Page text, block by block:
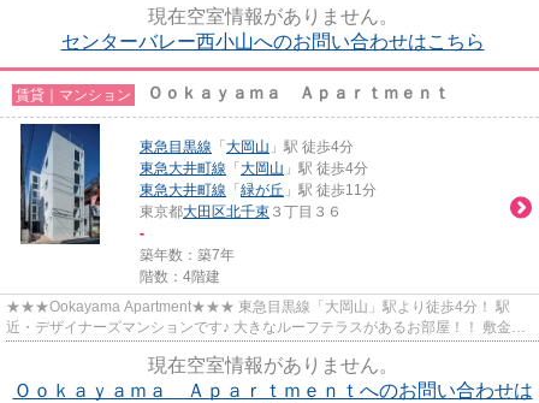
現在空室情報がありません。
センターバレー西小山へのお問い合わせはこちら
賃貸｜マンション Ｏｏｋａｙａｍａ Ａｐａｒｔｍｅｎｔ
東急目黒線 「 大岡山 」駅 徒歩4分
東急大井町線 「 大岡山 」駅 徒歩4分
東急大井町線 「 緑が丘 」駅 徒歩11分
東京都大田区北千束 ３丁目３６
-
築年数：築7年
階数：4階建
★★★Ookayama Apartment★★★ 東急目黒線「大岡山」駅より徒歩4分！ 駅
近・デザイナーズマンションです♪ 大きなルーフテラスがあるお部屋！！ 敷金・
現在空室情報がありません。
Ｏｏｋａｙａｍａ Ａｐａｒｔｍｅｎｔへのお問い合わせは